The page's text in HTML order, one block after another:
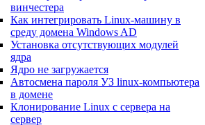
винчестера
Как интегрировать Linux-машину в
среду домена Windows AD
Установка отсутствующих модулей
ядра
Ядро не загружается
Автосмена пароля УЗ linux-компьютера
в домене
Клонирование Linux с сервера на
сервер